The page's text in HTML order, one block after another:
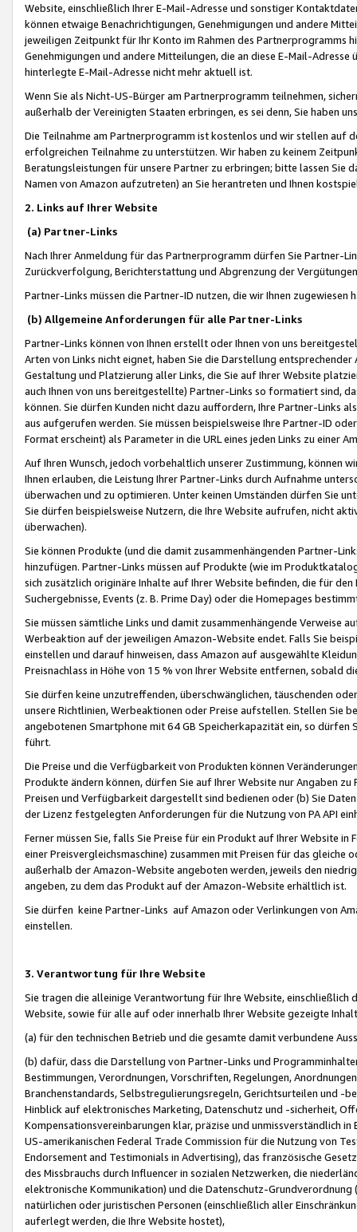
Website, einschließlich Ihrer E-Mail-Adresse und sonstiger
können etwaige Benachrichtigungen, Genehmigungen und andere
jeweiligen Zeitpunkt für Ihr Konto im Rahmen des Partnerprogramms
Genehmigungen und andere Mitteilungen, die an diese E-Mail-
hinterlegte E-Mail-Adresse nicht mehr aktuell ist.
Wenn Sie als Nicht-US-Bürger am Partnerprogramm teilnehmen,
außerhalb der Vereinigten Staaten erbringen, es sei denn, Sie haben
Die Teilnahme am Partnerprogramm ist kostenlos und wir stellen auf
erfolgreichen Teilnahme zu unterstützen. Wir haben zu keinem
Beratungsleistungen für unsere Partner zu erbringen; bitte lassen Sie
Namen von Amazon aufzutreten) an Sie herantreten und Ihnen
2. Links auf Ihrer Website
(a) Partner-Links
Nach Ihrer Anmeldung für das Partnerprogramm dürfen Sie Partner-
Zurückverfolgung, Berichterstattung und Abgrenzung der
Partner-Links müssen die Partner-ID nutzen, die wir Ihnen zugewiesen
(b) Allgemeine Anforderungen für alle Partner-Links
Partner-Links können von Ihnen erstellt oder Ihnen von uns
Arten von Links nicht eignet, haben Sie die Darstellung
Gestaltung und Platzierung aller Links, die Sie auf Ihrer Website
auch Ihnen von uns bereitgestellte) Partner-Links so formatiert sind,
können. Sie dürfen Kunden nicht dazu auffordern, Ihre Partner-Links
aus aufgerufen werden. Sie müssen beispielsweise Ihre Partner-ID
Format erscheint) als Parameter in die URL eines jeden Links zu einer
Auf Ihren Wunsch, jedoch vorbehaltlich unserer Zustimmung, können
Ihnen erlauben, die Leistung Ihrer Partner-Links durch Aufnahme
überwachen und zu optimieren. Unter keinen Umständen dürfen Sie
Sie dürfen beispielsweise Nutzern, die Ihre Website aufrufen, nicht
überwachen).
Sie können Produkte (und die damit zusammenhängenden Partner-
hinzufügen. Partner-Links müssen auf Produkte (wie im
sich zusätzlich originäre Inhalte auf Ihrer Website befinden, die für
Suchergebnisse, Events (z. B. Prime Day) oder die Homepages
Sie müssen sämtliche Links und damit zusammenhängende
Werbeaktion auf der jeweiligen Amazon-Website endet. Falls Sie
einstellen und darauf hinweisen, dass Amazon auf ausgewählte
Preisnachlass in Höhe von 15 % von Ihrer Website entfernen, sobald
Sie dürfen keine unzutreffenden, überschwänglichen, täuschenden
unsere Richtlinien, Werbeaktionen oder Preise aufstellen. Stellen Sie
angebotenen Smartphone mit 64 GB Speicherkapazität ein, so dürfen
führt.
Die Preise und die Verfügbarkeit von Produkten können
Produkte ändern können, dürfen Sie auf Ihrer Website nur Angaben
Preisen und Verfügbarkeit dargestellt sind bedienen oder (b) Sie
der Lizenz festgelegten Anforderungen für die Nutzung von PA API
Ferner müssen Sie, falls Sie Preise für ein Produkt auf Ihrer Website
einer Preisvergleichsmaschine) zusammen mit Preisen für das
außerhalb der Amazon-Website angeboten werden, jeweils den
angeben, zu dem das Produkt auf der Amazon-Website erhältlich ist.
Sie dürfen keine Partner-Links auf Amazon oder Verlinkungen von
einstellen.
3. Verantwortung für Ihre Website
Sie tragen die alleinige Verantwortung für Ihre Website,
Website, sowie für alle auf oder innerhalb Ihrer Website gezeigte
(a) für den technischen Betrieb und die gesamte damit verbundene
(b) dafür, dass die Darstellung von Partner-Links und
Bestimmungen, Verordnungen, Vorschriften, Regelungen,
Branchenstandards, Selbstregulierungsregeln, Gerichtsurteilen und -
Hinblick auf elektronisches Marketing, Datenschutz und -sicherheit,
Kompensationsvereinbarungen klar, präzise und unmissverständlich
US-amerikanischen Federal Trade Commission für die Nutzung von
Endorsement and Testimonials in Advertising), das französische
des Missbrauchs durch Influencer in sozialen Netzwerken, die
elektronische Kommunikation) und die Datenschutz-
natürlichen oder juristischen Personen (einschließlich aller
auferlegt werden, die Ihre Website hostet),